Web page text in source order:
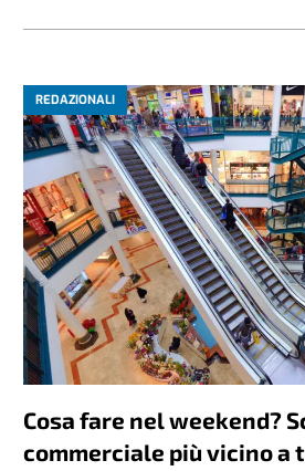
REDAZIONALI
Cosa fare nel weekend?
commerciale più vicino a